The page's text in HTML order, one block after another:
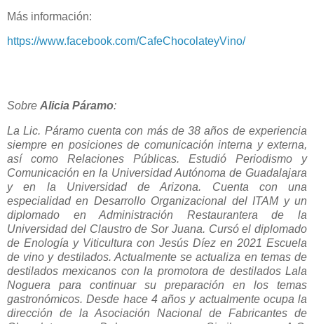
Más información:
https://www.facebook.com/CafeChocolateyVino/
Sobre Alicia Páramo:
La Lic. Páramo cuenta con más de 38 años de experiencia
siempre en posiciones de comunicación interna y externa,
así como Relaciones Públicas. Estudió Periodismo y
Comunicación en la Universidad Autónoma de Guadalajara
y en la Universidad de Arizona. Cuenta con una
especialidad en Desarrollo Organizacional del ITAM y un
diplomado en Administración Restaurantera de la
Universidad del Claustro de Sor Juana. Cursó el diplomado
de Enología y Viticultura con Jesús Díez en 2021 Escuela
de vino y destilados. Actualmente se actualiza en temas de
destilados mexicanos con la promotora de destilados Lala
Noguera para continuar su preparación en los temas
gastronómicos. Desde hace 4 años y actualmente ocupa la
dirección de la Asociación Nacional de Fabricantes de